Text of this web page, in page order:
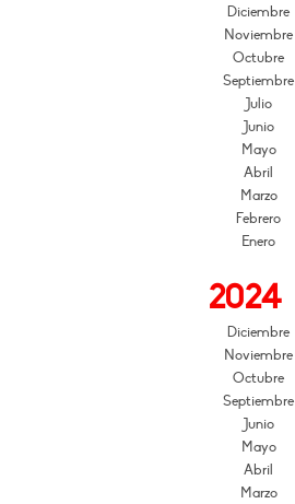
Diciembre
Noviembre
Octubre
Septiembre
Julio
Junio
Mayo
Abril
Marzo
Febrero
Enero
2024
Diciembre
Noviembre
Octubre
Septiembre
Junio
Mayo
Abril
Marzo